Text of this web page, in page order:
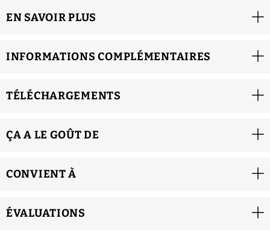
EN SAVOIR PLUS
INFORMATIONS COMPLÉMENTAIRES
TÉLÉCHARGEMENTS
ÇA A LE GOÛT DE
CONVIENT À
ÉVALUATIONS